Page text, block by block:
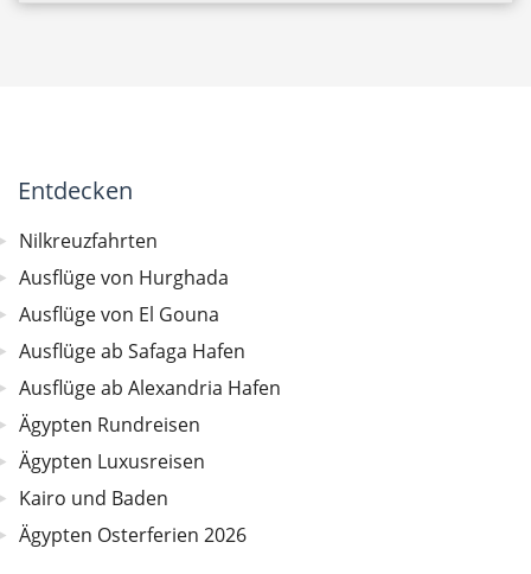
Entdecken
Nilkreuzfahrten
Ausflüge von Hurghada
Ausflüge von El Gouna
Ausflüge ab Safaga Hafen
Ausflüge ab Alexandria Hafen
Ägypten Rundreisen
Ägypten Luxusreisen
Kairo und Baden
Ägypten Osterferien 2026